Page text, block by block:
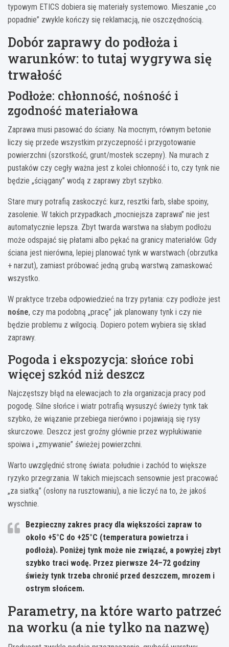
typowym ETICS dobiera się materiały systemowo. Mieszanie „co
popadnie” zwykle kończy się reklamacją, nie oszczędnością.
Dobór zaprawy do podłoża i
warunków: to tutaj wygrywa się
trwałość
Podłoże: chłonność, nośność i
zgodność materiałowa
Zaprawa musi pasować do ściany. Na mocnym, równym betonie
liczy się przede wszystkim przyczepność i przygotowanie
powierzchni (szorstkość, grunt/mostek sczepny). Na murach z
pustaków czy cegły ważna jest z kolei chłonność i to, czy tynk nie
będzie „ściągany” wodą z zaprawy zbyt szybko.
Stare mury potrafią zaskoczyć: kurz, resztki farb, słabe spoiny,
zasolenie. W takich przypadkach „mocniejsza zaprawa” nie jest
automatycznie lepsza. Zbyt twarda warstwa na słabym podłożu
może odspajać się płatami albo pękać na granicy materiałów. Gdy
ściana jest nierówna, lepiej planować tynk w warstwach (obrzutka
+ narzut), zamiast próbować jedną grubą warstwą zamaskować
wszystko.
W praktyce trzeba odpowiedzieć na trzy pytania: czy podłoże jest
nośne, czy ma podobną „pracę” jak planowany tynk i czy nie
będzie problemu z wilgocią. Dopiero potem wybiera się skład
zaprawy.
Pogoda i ekspozycja: słońce robi
więcej szkód niż deszcz
Najczęstszy błąd na elewacjach to zła organizacja pracy pod
pogodę. Silne słońce i wiatr potrafią wysuszyć świeży tynk tak
szybko, że wiązanie przebiega nierówno i pojawiają się rysy
skurczowe. Deszcz jest groźny głównie przez wypłukiwanie
spoiwa i „zmywanie” świeżej powierzchni.
Warto uwzględnić stronę świata: południe i zachód to większe
ryzyko przegrzania. W takich miejscach sensownie jest pracować
„za siatką” (osłony na rusztowaniu), a nie liczyć na to, że jakoś
wyschnie.
Bezpieczny zakres pracy dla większości zapraw to
około +5°C do +25°C (temperatura powietrza i
podłoża). Poniżej tynk może nie związać, a powyżej zbyt
szybko traci wodę. Przez pierwsze 24–72 godziny
świeży tynk trzeba chronić przed deszczem, mrozem i
ostrym słońcem.
Parametry, na które warto patrzeć
na worku (a nie tylko na nazwę)